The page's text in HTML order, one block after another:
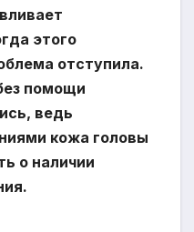
этого
отступила.
помощи
ведь
кожа головы
о наличии